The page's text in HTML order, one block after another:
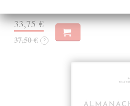
33,75 €
37,50 € ?